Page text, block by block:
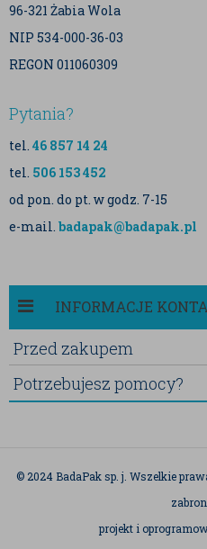
96-321 Żabia Wola
NIP 534-000-36-03
REGON 011060309
Pytania?
tel. 46 857 14 24
tel. 506 153 452
od pon. do pt. w godz. 7-15
e-mail. badapak@badapak.pl
INFORMACJE
Przed zakupem
Potrzebujesz pomocy?
© 2024 BadaPak sp. j. Wszelkie
projekt i